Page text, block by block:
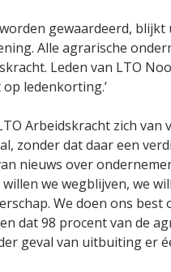
gewaardeerd,
Alle agrarische
Leden van LTO
ledenkorting.’
Arbeidskracht zich van
zonder dat daar een
nieuws over
we wegblijven, we
We doen ons
dat 98 procent van de
geval van uitbuiting er